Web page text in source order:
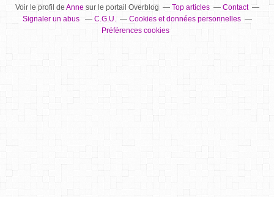
Voir le profil de Annesur le portail Overblog Top articles
Contact
Signaler un abus
C.G.U.
Cookies et données personnelles
Préférences cookies